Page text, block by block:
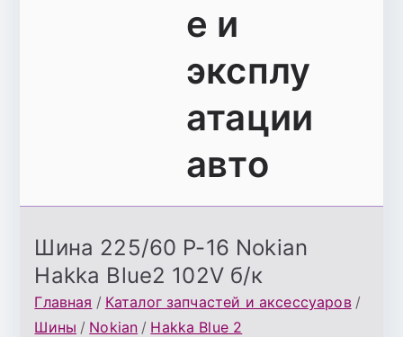
е и
эксплу
атации
авто
Шина 225/60 Р-16 Nokian
Hakka Blue2 102V б/к
Главная
Каталог запчастей и аксессуаров
Шины
Nokian Hakka Blue 2